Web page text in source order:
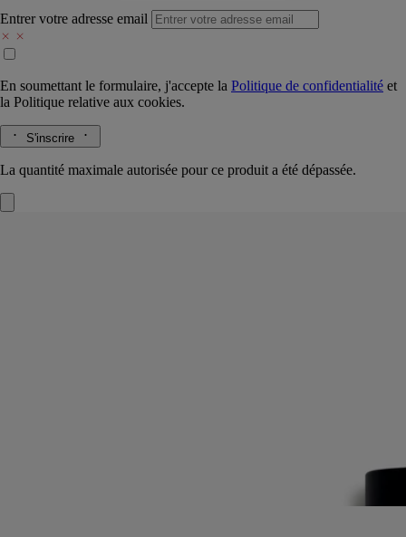
Entrer votre adresse email
En soumettant le formulaire, j'accepte la Politique de confidentialité et
la Politique relative aux cookies.
S'inscrire
La quantité maximale autorisée pour ce produit a été dépassée.